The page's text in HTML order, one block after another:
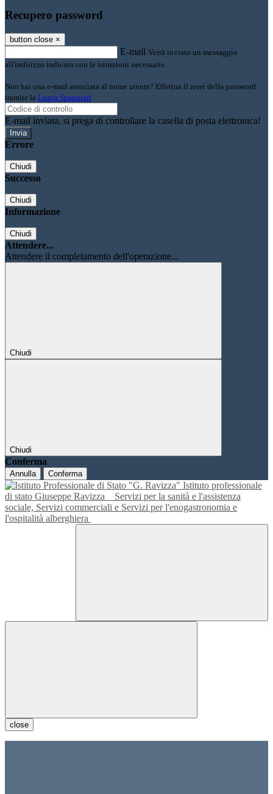
Recupero password
button close ×
E-mail Verrà inviato un messaggio
all'indirizzo indicato con le istruzioni necessarie.
Non hai una e-mail associata al nome utente? Effettua il reset della password
tramite la Login Spaggiari
E-mail inviata, si prega di controllare la casella di posta elettronica!
Errore
Chiudi
Successo
Chiudi
Informazione
Chiudi
Attendere...
Attendere il completamento dell'operazione...
Chiudi
Chiudi
Conferma
Annulla Conferma
Istituto professionale
di stato Giuseppe Ravizza
Servizi per la sanità e l'assistenza
sociale, Servizi commerciali e Servizi per l'enogastronomia e
l'ospitalità alberghiera
close